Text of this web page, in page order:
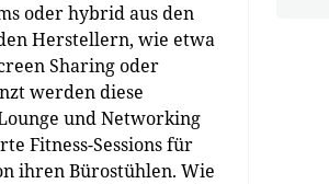
oder hybrid aus den
Herstellern, wie etwa
Sharing oder
werden diese
und Networking
Fitness-Sessions für
ihren Bürostühlen. Wie